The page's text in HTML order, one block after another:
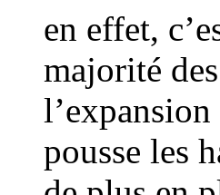
en effet,
majorité
pousse les